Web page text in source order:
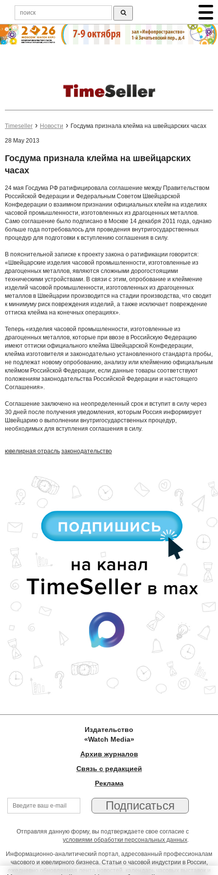
Timeseller Новости Госдума признала клейма на швейцарских часах
28 May 2013
Госдума признала клейма на швейцарских
часах
24 мая Госдума РФ ратифицировала соглашение между Правительством
Российской Федерации и Федеральным Советом Швейцарской
Конфедерации о взаимном признании официальных клейм на изделиях
часовой промышленности, изготовленных из драгоценных металлов.
Само соглашение было подписано в Москве 14 декабря 2011 года, однако
больше года потребовалось для проведения внутригосударственных
процедур для подготовки к вступлению соглашения в силу.
В пояснительной записке к проекту закона о ратификации говорится:
«Швейцарские изделия часовой промышленности, изготовленные из
драгоценных металлов, являются сложными дорогостоящими
техническими устройствами. В связи с этим, опробование и клеймение
изделий часовой промышленности, изготовленных из драгоценных
металлов в Швейцарии производится на стадии производства, что сводит
к минимуму риск повреждения изделий, а также исключает повреждение
оттиска клейма на конечных операциях».
Теперь «изделия часовой промышленности, изготовленные из
драгоценных металлов, которые при ввозе в Российскую Федерацию
имеют оттиски официального клейма Швейцарской Конфедерации,
клейма изготовителя и законодательно установленного стандарта пробы,
не подлежат новому опробованию, анализу или клеймению официальным
клеймом Российской Федерации, если данные товары соответствуют
положениям законодательства Российской Федерации и настоящего
Соглашения».
Соглашение заключено на неопределенный срок и вступит в силу через
30 дней после получения уведомления, которым Россия информирует
Швейцарию о выполнении внутригосударственных процедур,
необходимых для вступления соглашения в силу.
ювелирная отрасль законодательство
Издательство
«Watch Media»
Архив журналов
Связь с редакцией
Реклама
Отправляя данную форму, вы подтверждаете свое согласие с
условиями обработки персональных данных.
Информационно-аналитический портал, адресованный профессионалам
часового и ювелирного бизнеса. Статьи о часовой индустрии в России,
ежедневно обновляемая лента новостей, календарь часовых выставок и